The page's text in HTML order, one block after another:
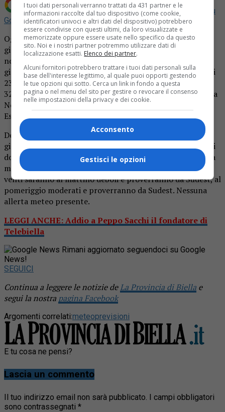
Aggiungi La Provincia di Biella come Fonte preferita su
Google
Oggi a Biellanubi sparsealternate a schiarite per l’intera
giornata con tendenza ad ampi rasserenamenti in serata,
non sono previste piogge nelle prossime ore. Durante la
giornata di oggi la temperatura massima registrata sarà di
23°C, la minima di 15°C, lo zero termico si attesterà a
3253m. I venti saranno al mattino deboli e proverranno da
Nord-Nordest, al pomeriggio moderati e proverranno da
Est. Nessuna allerta meteo presente.
Domani cieli in prevalenza poco nuvolosi per l’intera
giornata, non sono previste piogge. Durante la giornata di
domani la temperatura massima registrata sarà di 26°C, la
minima di 18°C, lo zero termico si attesterà a 3695m. I
venti saranno al mattino deboli e proverranno da Sudest, al
pomeriggio moderati e proverranno da Sudest. Nessuna
allerta meteo presente.
LEGGI ANCHE: Addio a Peppo Sacchi il fondatore di
Telebiella
Rimani aggiornato seguendoci su Google
News!
SEGUICI
Continua a leggere le notizie deLa Provincia di Biella e
segui la nostra pagina Facebook
Argomenti correlati:meteoprevisioni
E tu cosa ne pensi?
Lascia un commento
Il tuo indirizzo email non sarà pubblicato. I campi obbligatori
sono contrassegnati *
I tuoi dati personali verranno trattati da 431 partner e le
informazioni raccolte dal tuo dispositivo (come cookie,
identificatori univoci e altri dati del dispositivo) potrebbero
essere condivise con questi ultimi, da loro visualizzate e
memorizzate oppure essere usate nello specifico da questo
sito. Noi e i nostri partner potremmo utilizzare dati di
localizzazione esatti. Elenco dei partner.
Alcuni fornitori potrebbero trattare i tuoi dati personali sulla
base dell'interesse legittimo, al quale puoi opporti gestendo
le tue opzioni qui sotto. Cerca un link in fondo a questa
pagina o nel menu del sito per gestire o revocare il consenso
nelle impostazioni della privacy e dei cookie.
Acconsento
Gestisci le opzioni